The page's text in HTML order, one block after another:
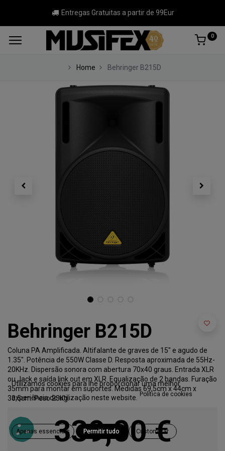
Entregas Gratuitas a partir de 99Eur
0
Home Behringer B215D
Behringer B215D
Coluna PA Amplificada. Altifalante de graves de 15" e agudo de
1.35". Potência de 550W Classe D. Resposta aproximada de 55Hz-
20KHz. Dispersão sonora com abertura 70x40 graus. Entrada XLR
ou Jack e saída link out em XLR. Equalização de 2 bandas. Furação
35mm para montar em suportes. Medidas 69,5cm x 44cm x
33,5cm. Peso 23Kg.
339,00€
Utilizamos cookies para lhe proporcionar uma melhor
experiência de utilização neste website.
Política de cookies
Apenas essenciais Permitir tudo Customizar